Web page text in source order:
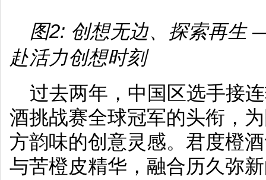
图2: 创想无边、探索再生
赴活力创想时刻
过去两年，中国区选手接
酒挑战赛全球冠军的头衔，
方韵味的创意灵感。君度橙
与苦橙皮精华，融合历久弥